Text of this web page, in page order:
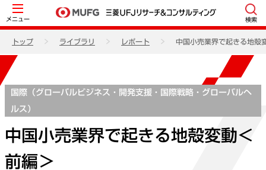
メニュー 検索
トップ ライブラリ レポート 中国小売業界で起きる地殻
国際（グローバルビジネス・開発支援・国際戦略・グローバルヘ
ルス）
中国小売業界で起きる地殻変動＜
前編＞